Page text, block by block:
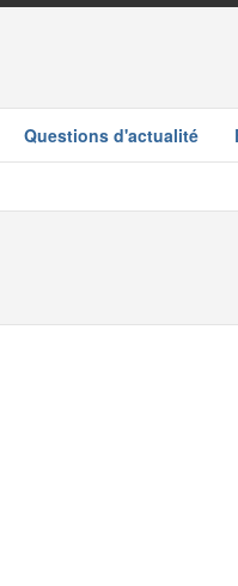
Questions d'actualité